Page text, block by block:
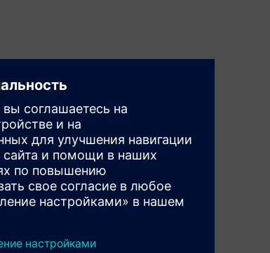
решения Siemens
или создавая
путем интеграции
Xcelerator